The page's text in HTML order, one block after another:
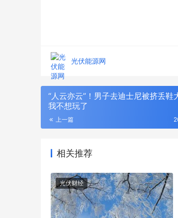
光伏能源网
“人云亦云”！男子去迪士尼被挤丢鞋
我不想玩了
上一篇
相关推荐
光伏财经